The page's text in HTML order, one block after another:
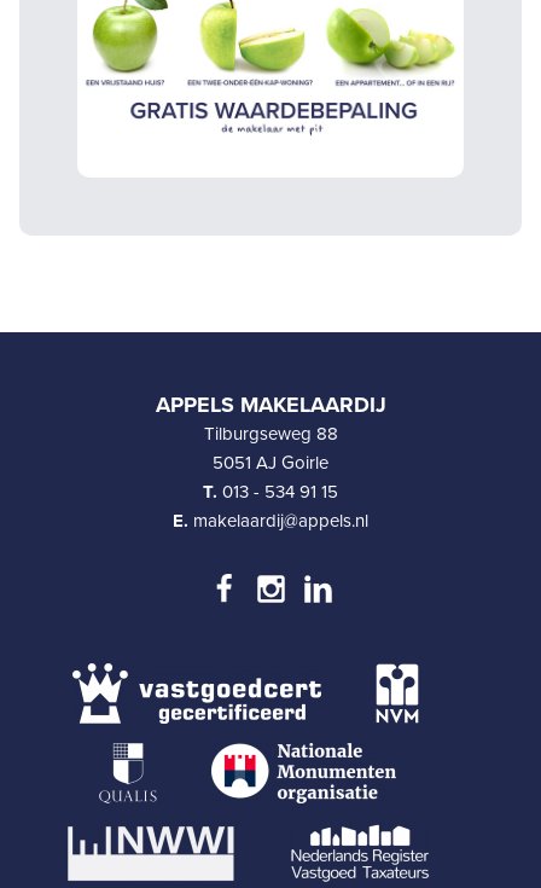
APPELS MAKELAARDIJ
Tilburgseweg 88
5051 AJ Goirle
T. 013 - 534 91 15
E. makelaardij@appels.nl